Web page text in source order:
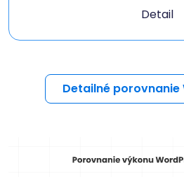
Detail
Detailné porovnanie